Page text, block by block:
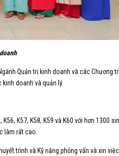
Quản trị kinh doanh và các Chương
doanh và quản lý.
K57, K58, K59 và K60 với hơn 1300
làm rất cao.
trình và Kỹ năng phỏng vấn và xin